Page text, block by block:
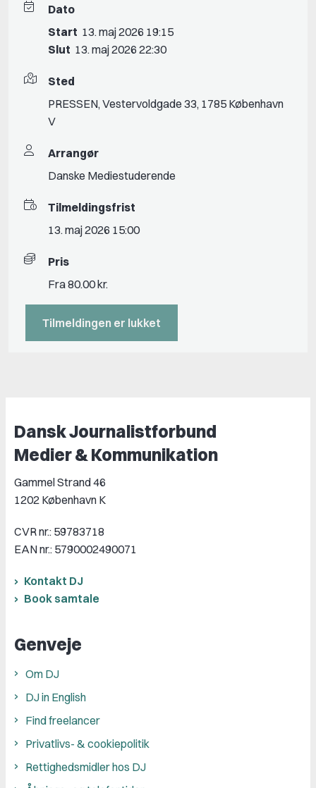
Dato
Start 13. maj 2026 19:15
Slut 13. maj 2026 22:30
Sted
PRESSEN, Vestervoldgade 33, 1785 København
V
Arrangør
Danske Mediestuderende
Tilmeldingsfrist
13. maj 2026 15:00
Pris
Fra 80.00 kr.
Tilmeldingen er lukket
Dansk Journalistforbund
Medier & Kommunikation
Gammel Strand 46
1202 København K
CVR nr.: 59783718
EAN nr.: 5790002490071
Kontakt DJ
Book samtale
Genveje
Om DJ
DJ in English
Find freelancer
Privatlivs- & cookiepolitik
Rettighedsmidler hos DJ